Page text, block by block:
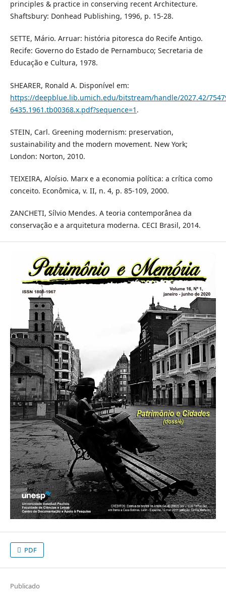
principles & practice in conserving recent Architecture.
Shaftsbury: Donhead Publishing, 1996, p. 15-28.
SETTE, Mário. Arruar: história pitoresca do Recife Antigo.
Recife: Governo do Estado de Pernambuco; Secretaria de
Educação e Cultura, 1978.
SHEARER, Ronald A. Disponível em:
https://deepblue.lib.umich.edu/bitstream/handle/2027.42/
6435.1961.tb00368.x.pdf?sequence=1 .
STEIN, Carl. Greening modernism: preservation,
sustainability and the modern movement. New York;
London: Norton, 2010.
TEIXEIRA, Aloísio. Marx e a economia política: a crítica como
conceito. Econômica, v. II, n. 4, p. 85-109, 2000.
ZANCHETI, Sílvio Mendes. A teoria contemporânea da
conservação e a arquitetura moderna. CECI Brasil, 2014.
PDF
Publicado